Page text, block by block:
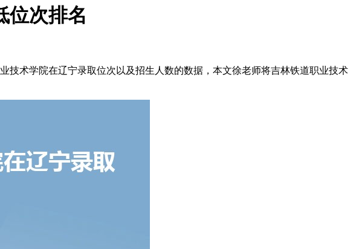
位次排名
术学院在辽宁录取位次以及招生人数的数据，本文徐老师将吉林铁道职业技术